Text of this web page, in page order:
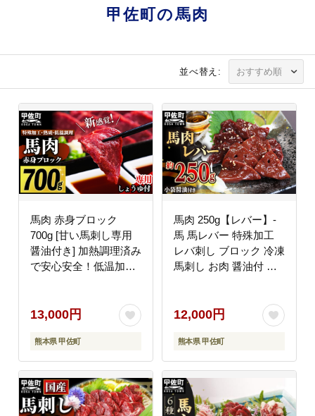
甲佐町の馬肉
並べ替え:
馬肉 赤身ブロック
700g [甘い馬刺し専用
醤油付き] 加熱調理済み
で安心安全！低温加熱
加熱加工 おかず おつま
み 低カロリー 高たんぱ
く タレ付き 小分け 冷
凍 熊本県 甲佐町【価格
13,000円
熊本県 甲佐町
馬肉 250g【レバー】-
馬 馬レバー 特殊加工
レバ刺し ブロック 冷凍
馬刺し お肉 醤油付 低
12,000円
熊本県 甲佐町